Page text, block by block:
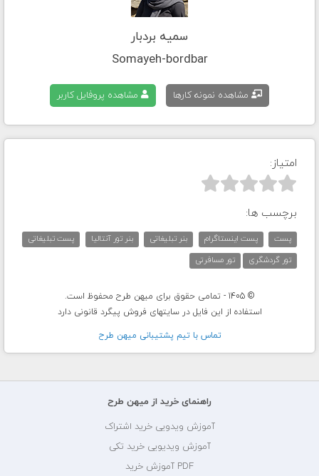
سمیه بردبار
Somayeh-bordbar
مشاهده نمونه کارها مشاهده پروفایل کاربر
امتیاز:



برچسب ها:
پست پست اینستاگرام بنر تبلیغاتی بنر تور آنتالیا
پست تبلیغاتی
تور گردشگری
تور مسافرتی
© 1405 - تمامی حقوق برای میهن طرح محفوظ است.
استفاده از این فایل در سایتهای فروش پیگرد قانونی دارد
تماس با تيم پشتيبانی ميهن طرح
راهنمای خرید از میهن طرح
آموزش ویدویی خرید اشتراک
آموزش ویدیویی خرید تکی
PDF آموزش خرید